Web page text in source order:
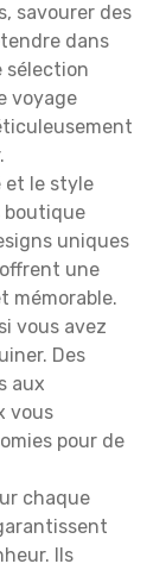
savourer des
dans
sélection
voyage
le style
uniques
une
mémorable.
vous avez
Des
aux
vous
pour de
chaque
Ils